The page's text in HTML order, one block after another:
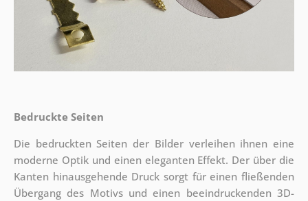
Bedruckte Seiten
Die bedruckten Seiten der Bilder verleihen ihnen eine
moderne Optik und einen eleganten Effekt. Der über die
Kanten hinausgehende Druck sorgt für einen fließenden
Übergang des Motivs und einen beeindruckenden 3D-